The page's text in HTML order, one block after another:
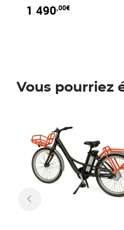
1 490,00€
Vous pourriez